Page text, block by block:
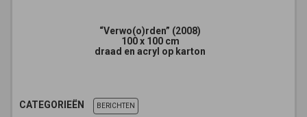
“Verwo(o)rden” (2008)
100 x 100 cm
draad en acryl op karton
CATEGORIEËN BERICHTEN